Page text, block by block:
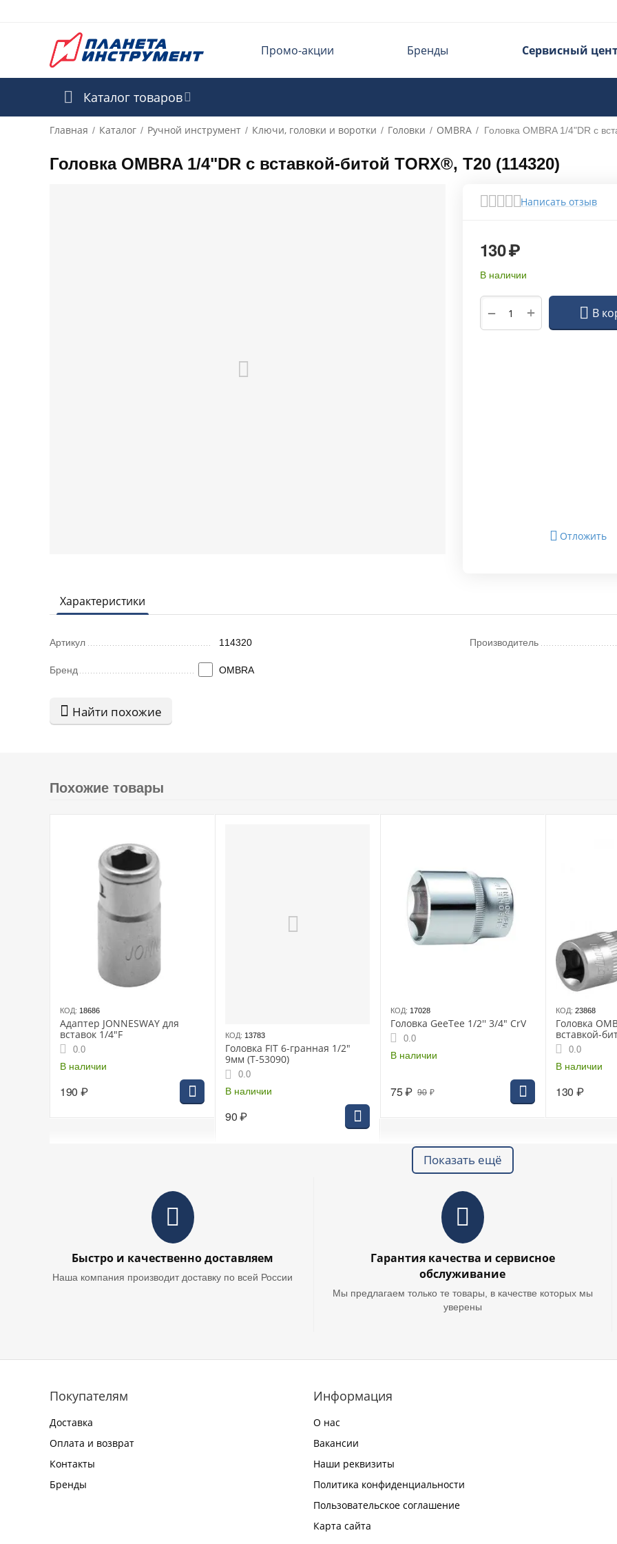
Промо-акции Бренды Сервисный
Каталог товаров
Главная / Каталог / Ручной инструмент / Ключи, головки и воротки / Головки / OMBRA / Головка OMBRA 1/4"DR с
Головка OMBRA 1/4"DR с вставкой-битой TORX®, T20 (114320)
Написать отзыв
130₽
В наличии
+
− В
Отложить
Характеристики
Артикул 114320
Бренд OMBRA
Производитель
Найти похожие
Похожие товары
КОД: 18686
Адаптер JONNESWAY для
вставок 1/4"F
0.0
В наличии
190 ₽
КОД: 13783
Головка FIT 6-гранная 1/2"
9мм (Т-53090)
0.0
В наличии
90₽
КОД: 17028
Головка GeeTee 1/2'' 3/4" CrV
0.0
В наличии
90 ₽
75₽
КОД: 23868
Головка
вставкой-
(114205)
0.0
В наличии
130 ₽
Показать ещё
Быстро и качественно доставляем
Наша компания производит доставку по всей России
Гарантия качества и сервисное
обслуживание
Мы предлагаем только те товары, в качестве которых мы
уверены
Покупателям
Доставка
Оплата и возврат
Контакты
Бренды
Информация
О нас
Вакансии
Наши реквизиты
Политика конфиденциальности
Пользовательское соглашение
Карта сайта